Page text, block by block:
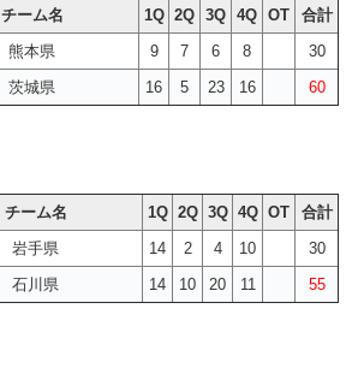
チーム名 1Q 2Q 3Q 4Q OT
合計
熊本県 9 7 6 8
30
茨城県
16 5 23 16 60
チーム名 1Q 2Q 3Q 4Q OT
合計
岩手県 14 2 4 10
30
石川県
14 10 20 11 55